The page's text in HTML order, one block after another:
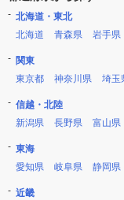
北海道・東北
北海道
青森県 岩手県
関東
東京都
神奈川県 埼玉
信越・北陸
新潟県
長野県 富山県
東海
愛知県
岐阜県 静岡県
近畿